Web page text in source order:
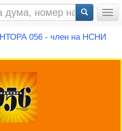
056 - член на НСНИ